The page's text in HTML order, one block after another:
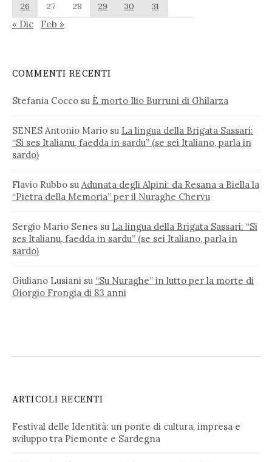
26
27 28 29 30 31
« Dic Feb »
COMMENTI RECENTI
Stefania Cocco su È morto Ilio Burruni di Ghilarza
SENES Antonio Mario su La lingua della Brigata Sassari:
“Si ses Italianu, faedda in sardu” (se sei Italiano, parla in
sardo)
Flavio Rubbo su Adunata degli Alpini: da Resana a Biella la
“Pietra della Memoria” per il Nuraghe Chervu
Sergio Mario Senes su La lingua della Brigata Sassari: “Si
ses Italianu, faedda in sardu” (se sei Italiano, parla in
sardo)
Giuliano Lusiani su “Su Nuraghe” in lutto per la morte di
Giorgio Frongia di 83 anni
ARTICOLI RECENTI
Festival delle Identità: un ponte di cultura, impresa e
sviluppo tra Piemonte e Sardegna